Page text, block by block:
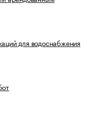
для водоснабжения